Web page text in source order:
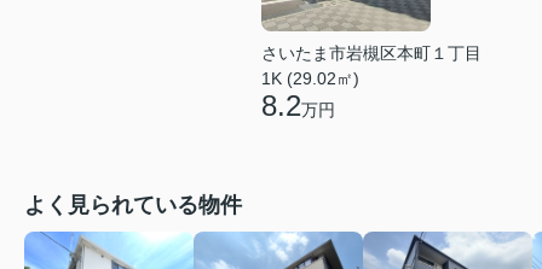
さいたま市岩槻区本町１丁目
1K (29.02㎡)
8.2万円
よく見られている物件